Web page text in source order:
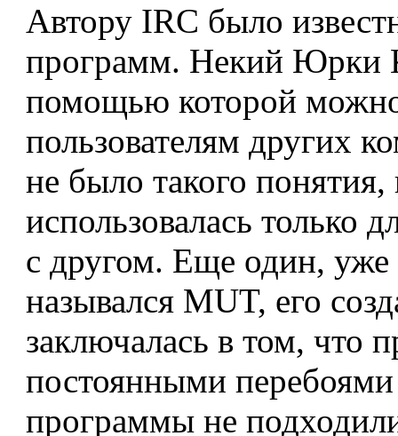
Автору IRC было
программ. Некий Юрки
помощью которой
пользователям других
не было такого
использовалась только
с другом. Еще один,
назывался MUT, его
заключалась в том, что
постоянными
программы не